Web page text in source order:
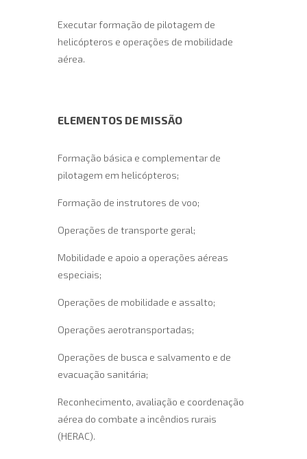
Executar formação de pilotagem de
helicópteros e operações de mobilidade
aérea.
ELEMENTOS DE MISSÃO
Formação básica e complementar de
pilotagem em helicópteros;
Formação de instrutores de voo;
Operações de transporte geral;
Mobilidade e apoio a operações aéreas
especiais;
Operações de mobilidade e assalto;
Operações aerotransportadas;
Operações de busca e salvamento e de
evacuação sanitária;
Reconhecimento, avaliação e coordenação
aérea do combate a incêndios rurais
(HERAC).